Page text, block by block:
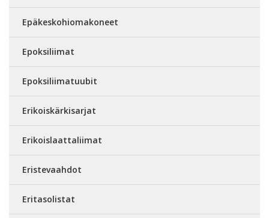
Epäkeskohiomakoneet
Epoksiliimat
Epoksiliimatuubit
Erikoiskärkisarjat
Erikoislaattaliimat
Eristevaahdot
Eritasolistat